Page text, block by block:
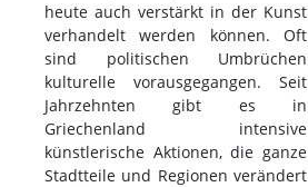
heute auch verstärkt in der Kunst
verhandelt werden können. Oft
sind politischen Umbrüchen
kulturelle vorausgegangen. Seit
Jahrzehnten gibt es in
Griechenland intensive
künstlerische Aktionen, die ganze
Stadtteile und Regionen verändert